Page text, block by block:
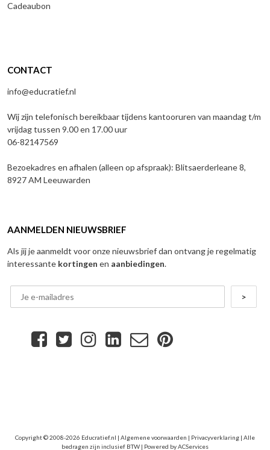
Cadeaubon
CONTACT
info@educratief.nl
Wij zijn telefonisch bereikbaar tijdens kantooruren van maandag t/m
vrijdag tussen 9.00 en 17.00 uur
06-82147569
Bezoekadres en afhalen (alleen op afspraak): Blitsaerderleane 8,
8927 AM Leeuwarden
AANMELDEN NIEUWSBRIEF
Als jij je aanmeldt voor onze nieuwsbrief dan ontvang je regelmatig
interessante kortingen en aanbiedingen.
Copyright © 2008-2026 Educratief.nl | Algemene voorwaarden | Privacyverklaring | Alle
bedragen zijn inclusief BTW | Powered byACServices